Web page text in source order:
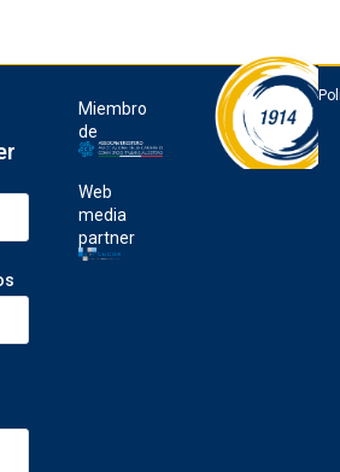
Miembro
de
Web
media
partner